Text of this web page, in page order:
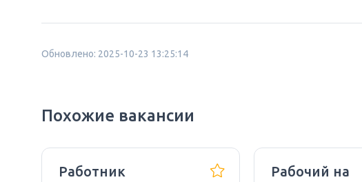
Обновлено: 2025-10-23 13:25:14
Похожие вакансии
Работник
Рабочий на